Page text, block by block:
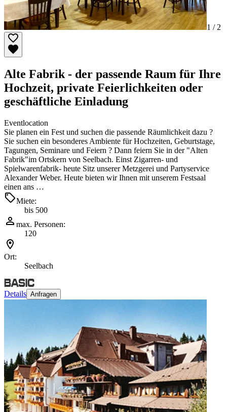
1 / 2
Alte Fabrik - der passende Raum für Ihre
Hochzeit, private Feierlichkeiten oder
geschäftliche Einladung
Eventlocation
Sie planen ein Fest und suchen die passende Räumlichkeit dazu ?
Sie suchen ein besonderes Ambiente für Hochzeiten, Geburtstage,
Tagungen, Seminare und Feiern ? Dann feiern Sie in der "Alten
Fabrik"im Ortskern von Seelbach. Einst Zigarren- und
Spielwarenfabrik- heute Sitz unserer Metzgerei und Partyservice
Alexander Weber. Heute bieten wir Ihnen mit unserem Festsaal
einen ans …
Miete:
bis 500
max. Personen:
120
Ort:
Seelbach
Details Anfragen